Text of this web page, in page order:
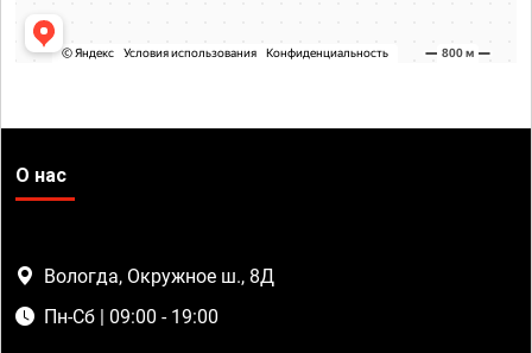
О нас
Вологда, Окружное ш., 8Д
Пн-Сб | 09:00 - 19:00